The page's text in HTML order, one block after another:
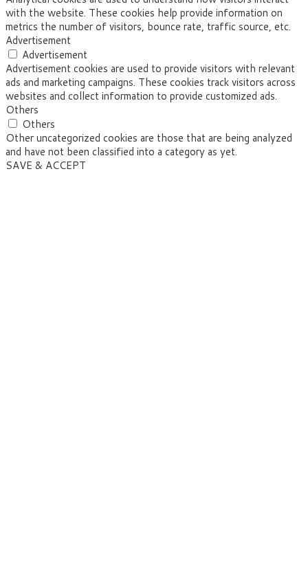
with the website. These cookies help provide information on
metrics the number of visitors, bounce rate, traffic source, etc.
Advertisement
Advertisement
Advertisement cookies are used to provide visitors with relevant
ads and marketing campaigns. These cookies track visitors across
websites and collect information to provide customized ads.
Others
Others
Other uncategorized cookies are those that are being analyzed
and have not been classified into a category as yet.
SAVE & ACCEPT